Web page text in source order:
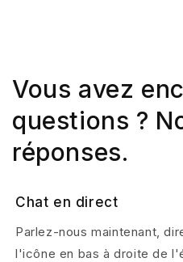
Vous avez
questions ?
réponses.
Chat en direct
Parlez-nous maintenant,
l'icône en bas à droite de